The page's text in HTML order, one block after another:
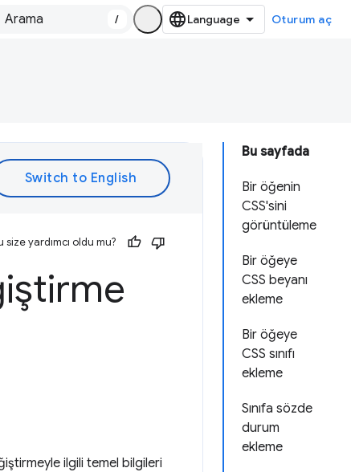
/ Oturum aç
Bu sayfada
Bir öğenin
CSS'sini
görüntüleme
Bir öğeye
CSS beyanı
ekleme
Bir öğeye
CSS sınıfı
ekleme
Sınıfa sözde
durum
ekleme
size yardımcı oldu mu?
ilgili temel bilgileri